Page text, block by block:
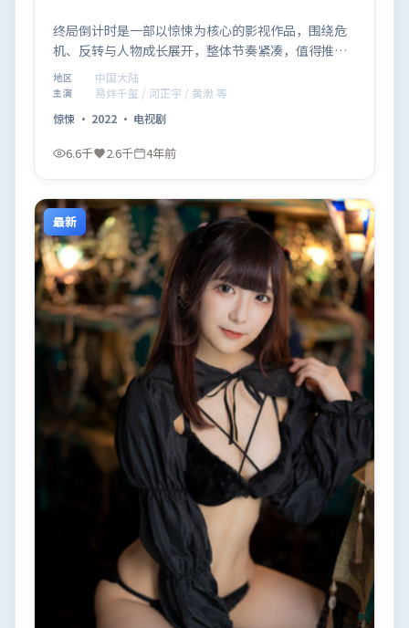
终局倒计时是一部以惊悚为核心的影视作品，围绕危
机、反转与人物成长展开，整体节奏紧凑，值得推荐
观看。
地区 中国大陆
主演
易烊千玺 / 河正宇 / 黄渤 等
惊悚 · 2022 · 电视剧
6.6千 2.6千 4年前
最新